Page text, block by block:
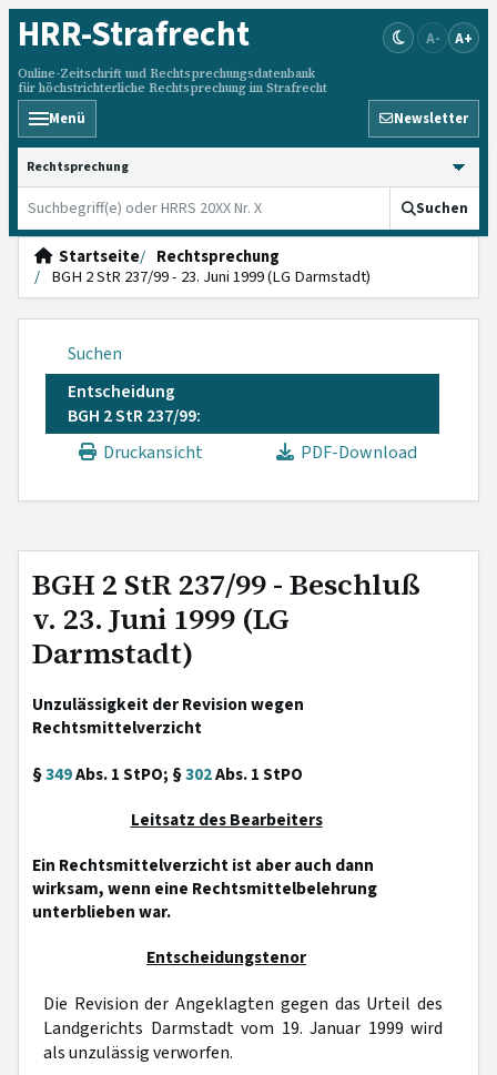
HRR-Strafrecht
Online-Zeitschrift und Rechtsprechungsdatenbank
für höchstrichterliche Rechtsprechung im Strafrecht
A- A+
Menü Newsletter
HRRS durchsuchen
Suchen
Startseite
Rechtsprechung
BGH 2 StR 237/99 - 23. Juni 1999 (LG Darmstadt)
Suchen
Entscheidung
BGH 2 StR 237/99:
Druckansicht
PDF-Download
BGH 2 StR 237/99 - Beschluß
v. 23. Juni 1999 (LG
Darmstadt)
Unzulässigkeit der Revision wegen
Rechtsmittelverzicht
§349Abs. 1 StPO; §302Abs. 1 StPO
Leitsatz des Bearbeiters
Ein Rechtsmittelverzicht ist aber auch dann
wirksam, wenn eine Rechtsmittelbelehrung
unterblieben war.
Entscheidungstenor
Die Revision der Angeklagten gegen das Urteil des
Landgerichts Darmstadt vom 19. Januar 1999 wird
als unzulässig verworfen.